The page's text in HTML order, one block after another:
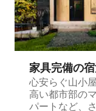
家具完備の
心安らぐ山小
高い都市部の
パートなど、